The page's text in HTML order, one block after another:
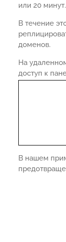
или 20 минут.
В течение
доменов.
На
доступ к
В нашем